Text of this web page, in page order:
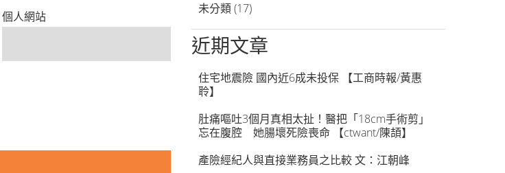
個人網站
未分類(17)
近期文章
住宅地震險 國內近6成未投保 【工商時報/黃惠
聆】
肚痛嘔吐3個月真相太扯！醫把「18cm手術剪」
忘在腹腔 她腸壞死險喪命 【ctwant/陳頡】
產險經紀人與直接業務員之比較 文：江朝峰